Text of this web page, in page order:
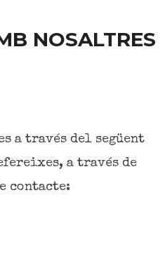
NOSALTRES
a través del següent
a través de
contacte: